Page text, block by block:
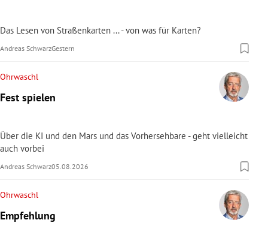
Das Lesen von Straßenkarten ... - von was für Karten?
Andreas SchwarzGestern
Ohrwaschl
Fest spielen
Über die KI und den Mars und das Vorhersehbare - geht vielleicht
auch vorbei
Andreas Schwarz05.08.2026
Ohrwaschl
Empfehlung